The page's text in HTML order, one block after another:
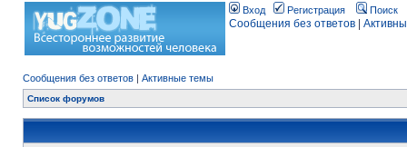
Вход Регистрация Поиск
Сообщения без ответов
Сообщения без ответов | Активные темы
Список форумов